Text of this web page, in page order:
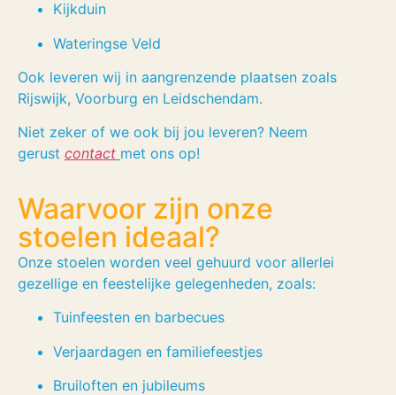
Waarvoor zijn onze
stoelen ideaal?
Onze stoelen worden veel gehuurd voor allerlei
gezellige en feestelijke gelegenheden, zoals:
Tuinfeesten en barbecues
Verjaardagen en familiefeestjes
Bruiloften en jubileums
Kijkduin
Wateringse Veld
Ook leveren wij in aangrenzende plaatsen zoals
Rijswijk, Voorburg en Leidschendam.
Niet zeker of we ook bij jou leveren? Neem
gerust contact met ons op!